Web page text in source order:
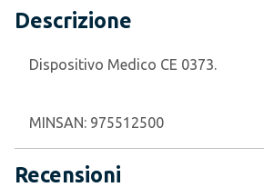
Descrizione
Dispositivo Medico CE 0373.
MINSAN: 975512500
Recensioni